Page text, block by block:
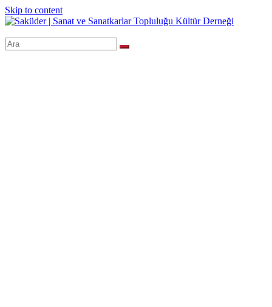
Skip to content